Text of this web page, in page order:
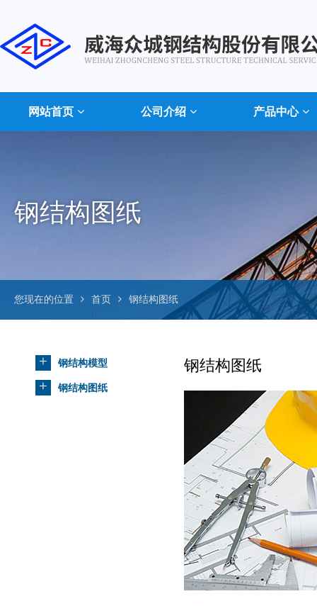
网站首页 公司介绍 产品中心
钢结构图纸
您现在的位置 首页 钢结构图纸
+ 钢结构模型
+ 钢结构图纸
钢结构图纸